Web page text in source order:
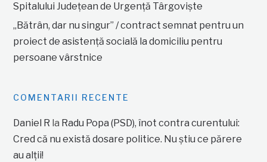
Spitalului Județean de Urgență Târgoviște
„Bătrân, dar nu singur” / contract semnat pentru un
proiect de asistență socială la domiciliu pentru
persoane vârstnice
COMENTARII RECENTE
Daniel R la Radu Popa (PSD), înot contra curentului:
Cred că nu există dosare politice. Nu știu ce părere
au alții!